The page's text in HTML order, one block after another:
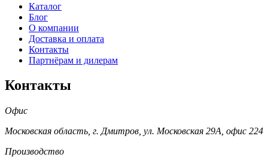
Каталог
Блог
О компании
Доставка и оплата
Контакты
Партнёрам и дилерам
Контакты
Офис
Московская область, г. Дмитров, ул. Московская 29А, офис 224
Производство